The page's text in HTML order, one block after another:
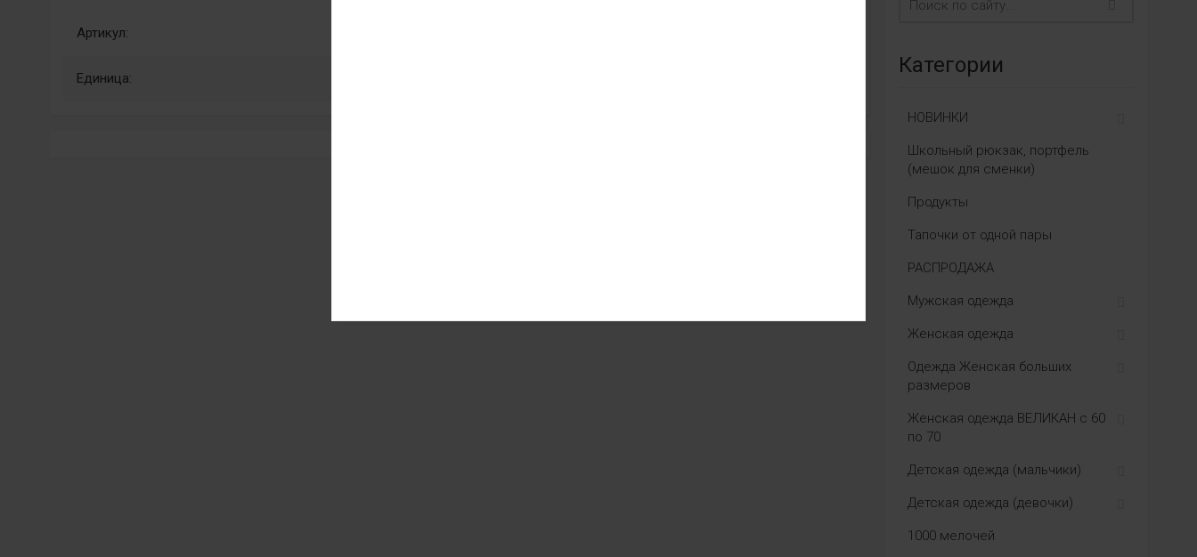
Артикул:
Единица:
Категории
НОВИНКИ
Школьный рюкзак, портфель
(мешок для сменки)
Продукты
Тапочки от одной пары
РАСПРОДАЖА
Мужская одежда
Женская одежда
Одежда Женская больших
размеров
Женская одежда ВЕЛИКАН с 60
по 70
Детская одежда (мальчики)
Детская одежда (девочки)
1000 мелочей